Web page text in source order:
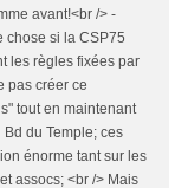
avant!<br /> -
chose si la CSP75
les règles fixées par
pas créer ce
tout en maintenant
du Temple; ces
énorme tant sur les
assocs; <br /> Mais